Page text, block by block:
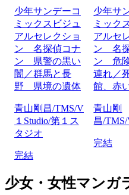
少年サンデーコ
ミックスビジュ
アルセレクショ
ン 名探偵コナ
ン 県警の黒い
闇／群馬と長
野 県境の遺体
青山剛昌/TMS/V
１Studio/第１ス
タジオ
完結
少年サ
ミック
アルセ
ン 名
ン 危
連れ／
館、赤
青山剛
昌/
完結
少女・女性マンガ